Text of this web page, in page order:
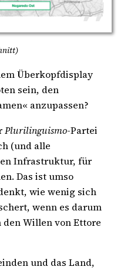
Überkopfdisplay
sein, den
anzupassen?
Plurilinguismo-Partei
(und alle
Infrastruktur, für
Das ist umso
wie wenig sich
wenn es darum
Willen von Ettore
und das Land,